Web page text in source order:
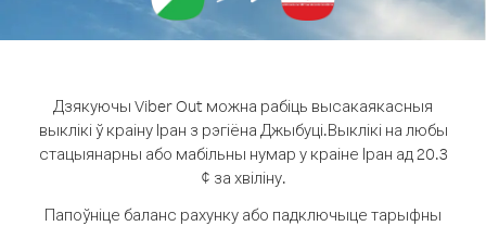
Дзякуючы Viber Out можна рабіць высакаякасныя
выклікі ў краіну Іран з рэгіёна Джыбуці.Выклікі на любы
стацыянарны або мабільны нумар у краіне Іран ад 20.3
¢ за хвіліну.
Папоўніце баланс рахунку або падключыце тарыфны